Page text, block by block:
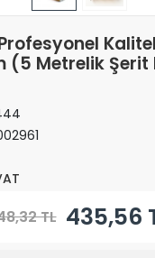
(5 Metrelik Şerit
TL 435,56